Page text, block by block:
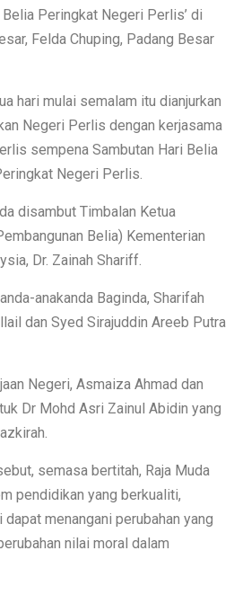
Peringkat Negeri Perlis’ di
Felda Chuping, Padang Besar
hari mulai semalam itu dianjurkan
Negeri Perlis dengan kerjasama
sempena Sambutan Hari Belia
Negeri Perlis.
disambut Timbalan Ketua
Belia) Kementerian
Dr. Zainah Shariff.
anakanda Baginda, Sharifah
dan Syed Sirajuddin Areeb Putra
Negeri, Asmaiza Ahmad dan
Dr Mohd Asri Zainul Abidin yang
semasa bertitah, Raja Muda
pendidikan yang berkualiti,
menangani perubahan yang
nilai moral dalam